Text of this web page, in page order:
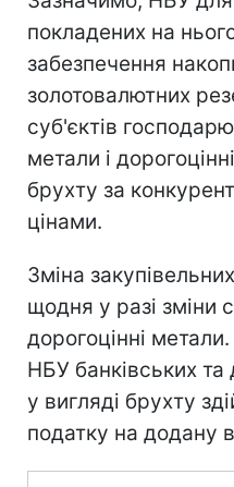
покладених на
забезпечення
золотовалютних
суб'єктів
метали і
брухту за
цінами.
Зміна
щодня у разі зміни
дорогоцінні метали.
НБУ банківських та
у вигляді брухту
податку на додану